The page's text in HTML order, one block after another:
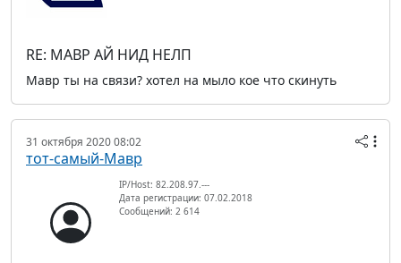
RE: МАВР АЙ НИД НЕЛП
Мавр ты на связи? хотел на мыло кое что скинуть
31 октября 2020 08:02
тот-самый-Мавр
IP/Host: 82.208.97.---
Дата регистрации: 07.02.2018
Сообщений: 2 614